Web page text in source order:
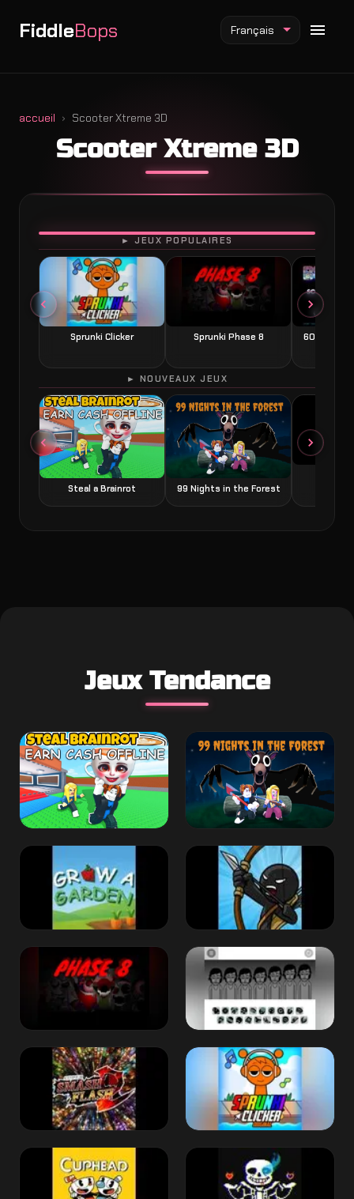
FiddleBops
Mod Fiddlebops
Mod Incredibox
Mod Sprunki
Français
accueil Scooter Xtreme 3D
Scooter Xtreme 3D
► JEUX POPULAIRES
Sprunki Clicker Sprunki Phase 8 60
JOUER
► NOUVEAUX JEUX
Steal a Brainrot 99 Nights in the Forest
Jeux Tendance